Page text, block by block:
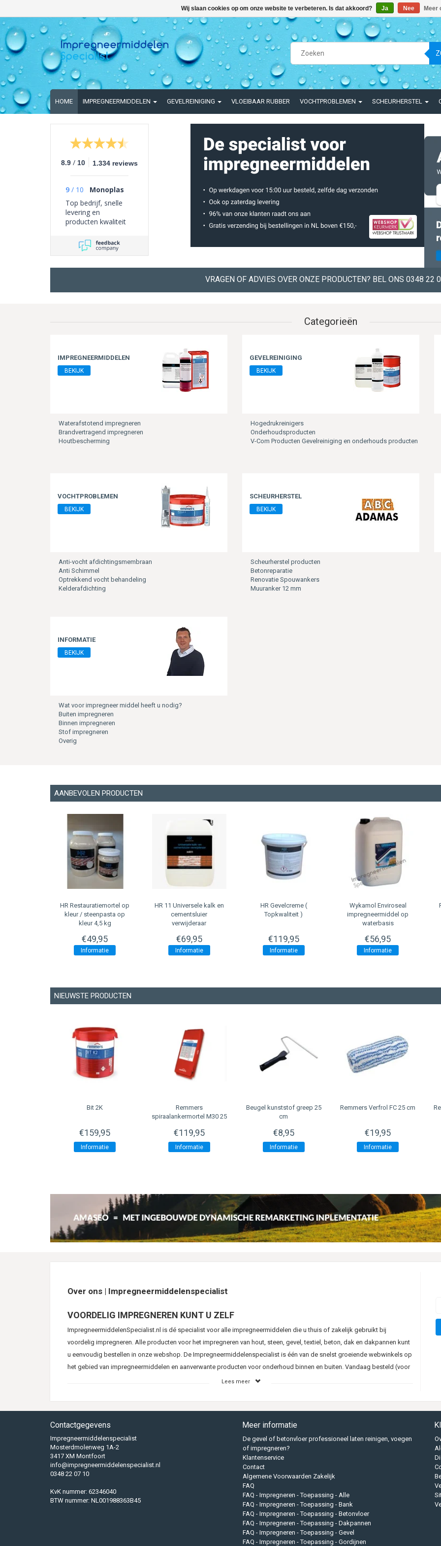
HOME IMPREGNEERMIDDELEN GEVELREINIGING VLOEIBAAR RUBBER VOCHTPROBLEMEN SCHEURHERSTEL
8.9 / 10 1.334 reviews
9 / 10
Monoplas
Top bedrijf, snelle
levering en
producten kwaliteit
VRAGEN OF ADVIES OVER ONZE PRODUCTEN? BEL ONS 0348 22
Categorieën
IMPREGNEERMIDDELEN
BEKIJK
Waterafstotend impregneren
Brandvertragend impregneren
Houtbescherming
GEVELREINIGING
BEKIJK
Hogedrukreinigers
Onderhoudsproducten
V-Com Producten Gevelreiniging en onderhouds producten
VOCHTPROBLEMEN
BEKIJK
Anti-vocht afdichtingsmembraan
Anti Schimmel
Optrekkend vocht behandeling
Kelderafdichting
SCHEURHERSTEL
BEKIJK
Scheurherstel producten
Betonreparatie
Renovatie Spouwankers
Muuranker 12 mm
INFORMATIE
BEKIJK
Wat voor impregneer middel heeft u nodig?
Buiten impregneren
Binnen impregneren
Stof impregneren
Overig
AANBEVOLEN PRODUCTEN
HR 11 Universele kalk en
cementsluier
verwijderaar
€69,95
Informatie
HR Gevelcreme (
Topkwaliteit )
€119,95
Informatie
WykamolEnviroseal
impregneermiddel op
€56,95
Informatie
RemmersFuncosil OFS
Beton
impregneermiddel
€29,95
Informatie
NIEUWSTE PRODUCTEN
Bit 2K
€159,95
Informatie
Remmers
spiraalankermortel M30 25
€119,95
Informatie
Beugel kunststof greep 25
cm
€8,95
Informatie
Remmers Verfrol FC 25 cm
€19,95
Informatie
Over ons | Impregneermiddelenspecialist
VOORDELIG IMPREGNEREN KUNT U ZELF
ImpregneermiddelenSpecialist.nl is dé specialist voor alle impregneermiddelen die u thuis of zakelijk gebruikt bij
voordelig impregneren. Alle producten voor het impregneren van hout, steen, gevel, textiel, beton, dak en dakpannen kunt
u eenvoudig bestellen in onze webshop. De Impregneermiddelenspecialist is één van de snelst groeiende webwinkels op
het gebied van impregneermiddelen en aanverwante producten voor onderhoud binnen en buiten. Vandaag besteld (voor
ImpregneermiddelenSpecialist.nl weet u dat u kwaliteit krijgt, want wij zijn specialist in het aanbieden van
impregneermiddelen voor gevelonderhoud, gevelherstel, gevelreiniging van hoge kwaliteit.
Omdat wij een groothandel in impregneermiddelen zijn, zijn wij goedkoper dan de bouwmarkt. Ook is het assortiment
impregneermiddelen bij ons veel groter. Een lagere prijs tegen meer keuze en kwaliteit. Daarom kiest u voor de
In onze webwinkel kunt u gemakkelijk de juiste impregneermiddelen bestellen voor uw impregneer of onderhoudsklus.
Wij leveren de beste merken om te impregneren, allemaal producten die in de top staan, maar dan extra voordelig. Ook
Lees meer
Contactgegevens
Impregneermiddelenspecialist
Mosterdmolenweg 1A-2
3417 XM Montfoort
info@impregneermiddelenspecialist.nl
0348 22 07 10
KvK nummer: 62346040
BTW nummer: NL001988363B45
Meer informatie
De gevel of betonvloer professioneel laten reinigen, voegen
of impregneren?
Klantenservice
Contact
Algemene Voorwaarden Zakelijk
FAQ
FAQ - Impregneren - Toepassing - Alle
FAQ - Impregneren - Toepassing - Bank
FAQ - Impregneren - Toepassing - Betonvloer
FAQ - Impregneren - Toepassing - Dakpannen
FAQ - Impregneren - Toepassing - Gevel
FAQ - Impregneren - Toepassing - Gordijnen
Wij slaan cookies op om onze website te verbeteren. Is dat akkoord? Ja Nee Meer